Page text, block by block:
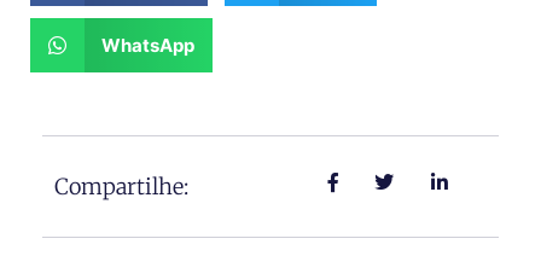
WhatsApp
Compartilhe: